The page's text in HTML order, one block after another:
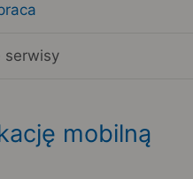
serwisy
mobilną